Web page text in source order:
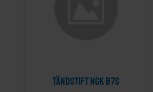
Tändstift NGK B7S